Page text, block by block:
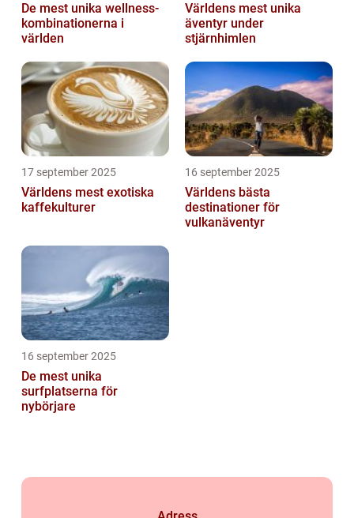
De mest unika wellness-
kombinationerna i
världen
Världens mest unika
äventyr under
stjärnhimlen
17 september 2025
Världens mest exotiska
kaffekulturer
16 september 2025
Världens bästa
destinationer för
vulkanäventyr
16 september 2025
De mest unika
surfplatserna för
nybörjare